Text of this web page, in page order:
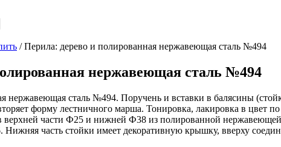
/Перила: дерево и полированная нержавеющая сталь №494
нержавеющая сталь №494
нержавеющая сталь №494. Поручень и вставки в балясины
форму лестничного марша. Тонировка, лакировка в цвет
верхней части Ф25 и нижней Ф38 из полированной
часть стойки имеет декоративную крышку, вверху